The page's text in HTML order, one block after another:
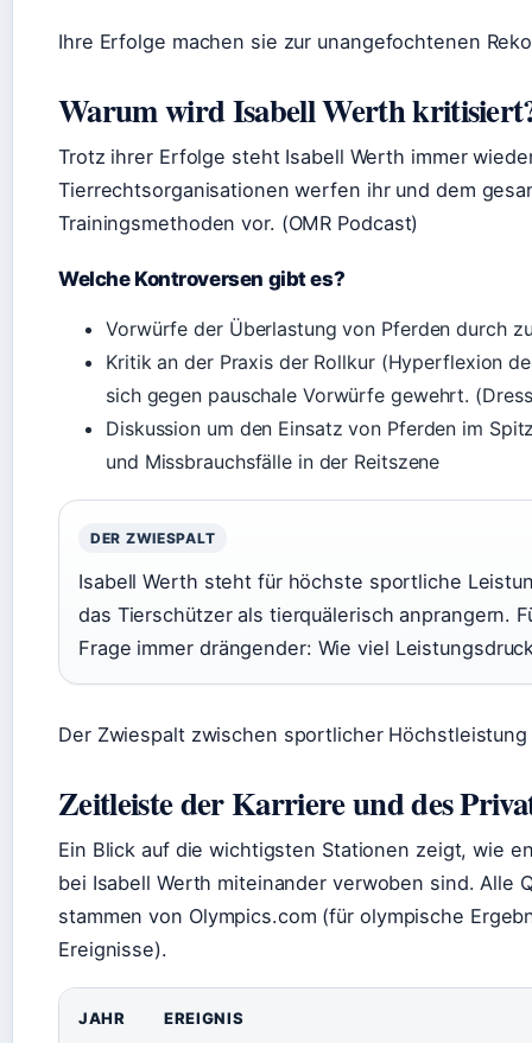
Ihre Erfolge machen sie zur unangefochtenen
Warum wird Isabell Werth
Trotz ihrer Erfolge steht Isabell Werth immer
Tierrechtsorganisationen werfen ihr und dem
Trainingsmethoden vor. (OMR Podcast)
Welche Kontroversen gibt es?
Vorwürfe der Überlastung von Pferden durch
Kritik an der Praxis der Rollkur (Hyperflexion
sich gegen pauschale Vorwürfe gewehrt.
Diskussion um den Einsatz von Pferden im
und Missbrauchsfälle in der Reitszene
DER ZWIESPALT
Isabell Werth steht für höchste sportliche
das Tierschützer als tierquälerisch anprangern.
Frage immer drängender: Wie viel
Der Zwiespalt zwischen sportlicher
Zeitleiste der Karriere und des
Ein Blick auf die wichtigsten Stationen zeigt, wie
bei Isabell Werth miteinander verwoben sind. Alle
stammen von Olympics.com (für olympische
Ereignisse).
JAHR EREIGNIS